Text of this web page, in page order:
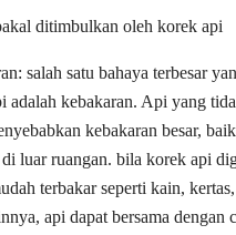
ditimbulkan oleh korek api
salah satu bahaya terbesar
adalah kebakaran. Api yang
kebakaran besar,
luar ruangan. bila korek api
terbakar seperti kain,
api dapat bersama dengan